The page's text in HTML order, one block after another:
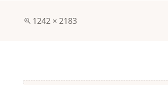
Pełny
1242 × 2183